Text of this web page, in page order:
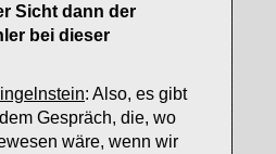
Sicht dann der
bei dieser
: Also, es gibt
Gespräch, die, wo
wäre, wenn wir